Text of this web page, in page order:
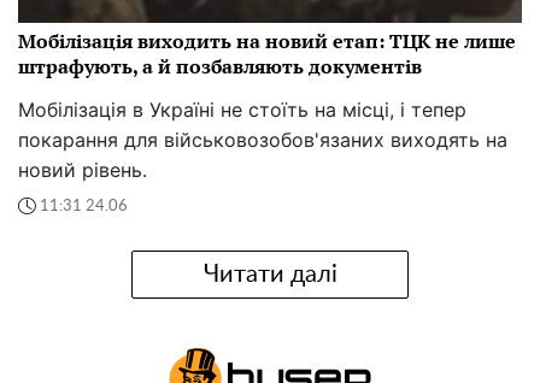
Мобілізація виходить на новий етап: ТЦК не лише
штрафують, а й позбавляють документів
Мобілізація в Україні не стоїть на місці, і тепер
покарання для військовозобов'язаних виходять на
новий рівень.
11:31 24.06
Читати далі